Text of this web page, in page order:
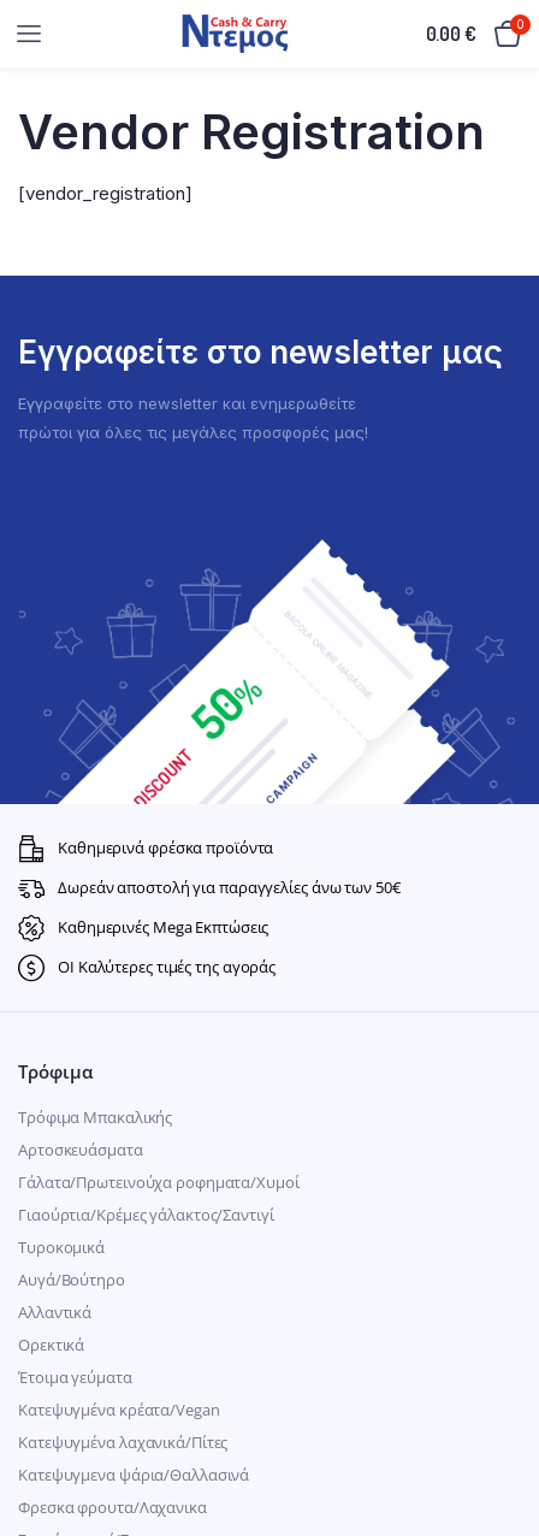
0.00€ 0
Vendor Registration
[vendor_registration]
Εγγραφείτε στο newsletter μας
Εγγραφείτε στο newsletter και ενημερωθείτε
πρώτοι για όλες τις μεγάλες προσφορές μας!
Καθημερινά φρέσκα προϊόντα
Δωρεάν αποστολή για παραγγελίες άνω των 50€
Καθημερινές Mega Εκπτώσεις
ΟΙ Καλύτερες τιμές της αγοράς
Τρόφιμα
Τρόφιμα Μπακαλικής
Αρτοσκευάσματα
Γάλατα/Πρωτεινούχα ροφηματα/Χυμοί
Γιαούρτια/Κρέμες γάλακτος/Σαντιγί
Τυροκομικά
Αυγά/Βούτηρο
Αλλαντικά
Ορεκτικά
Έτοιμα γεύματα
Κατεψυγμένα κρέατα/Vegan
Kατεψυγμένα λαχανικά/Πίτες
Κατεψυγμενα ψάρια/Θαλλασινά
Φρεσκα φρουτα/Λαχανικα